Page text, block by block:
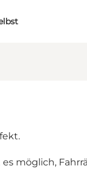
möglich,